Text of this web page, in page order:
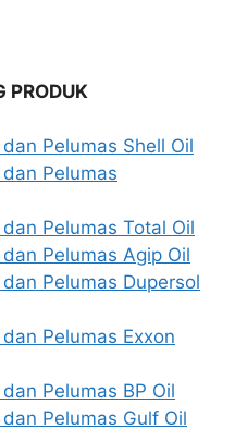
PRODUK
Pelumas Shell Oil
Pelumas
Pelumas Total Oil
Pelumas Agip Oil
Pelumas Dupersol
Pelumas Exxon
Pelumas BP Oil
Pelumas Gulf Oil